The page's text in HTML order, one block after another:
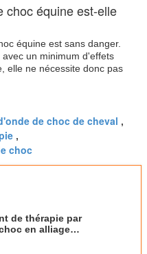
choc équine est-elle
équine est sans danger.
un minimum d'effets
elle ne nécessite donc pas
de choc de cheval ,
,
choc
de thérapie par
en alliage